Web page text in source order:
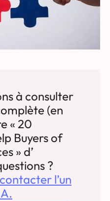
à consulter
(en
« 20
Buyers of
» d’
?
contacter l’un